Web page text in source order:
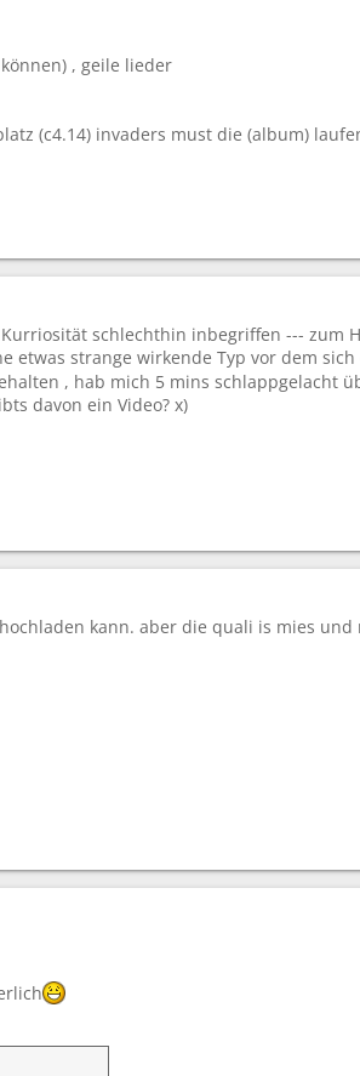
, geile lieder
(c4.14) invaders must die (album)
schlechthin inbegriffen --- zum
etwas strange wirkende Typ vor dem
, hab mich 5 mins schlappgelacht
davon ein Video? x)
kann. aber die quali is mies